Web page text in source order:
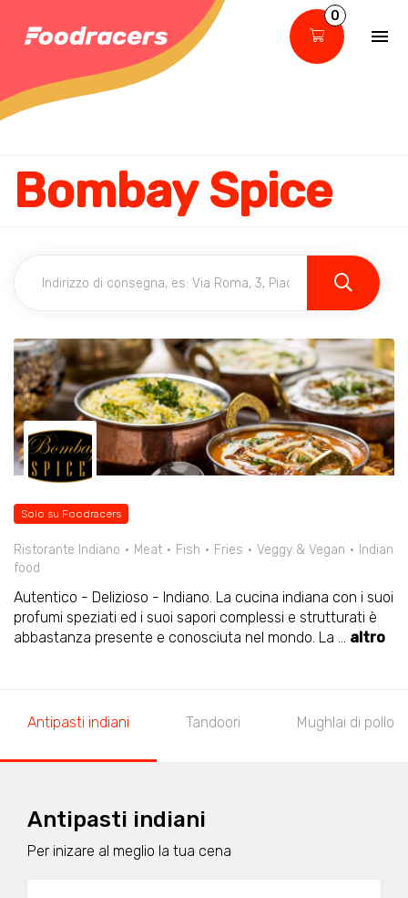
0
Bombay Spice
Solo su Foodracers
Ristorante Indiano Meat Fish Fries Veggy & Vegan
Indian
food
Autentico - Delizioso - Indiano. La cucina indiana con i suoi
profumi speziati ed i suoi sapori complessi e strutturati è
abbastanza presente e conosciuta nel mondo. La ... altro
Antipasti indiani Tandoori Mughlai di pollo
Antipasti indiani
Per inizare al meglio la tua cena